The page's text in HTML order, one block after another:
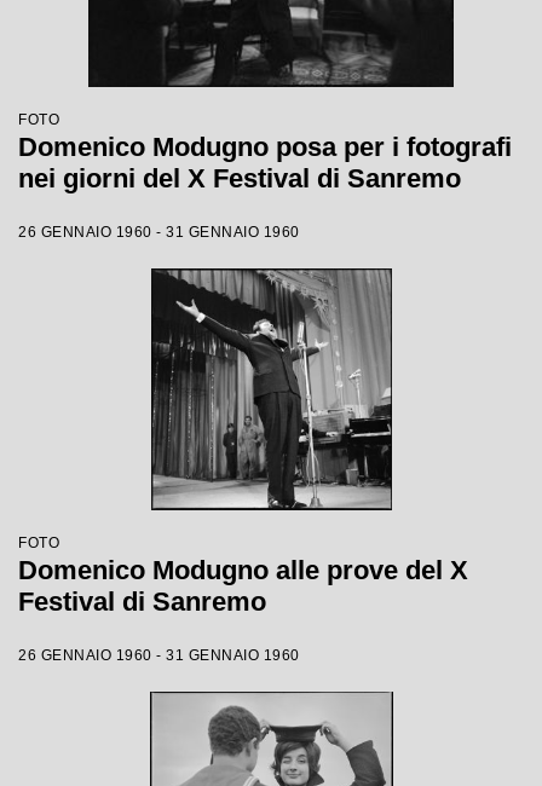
FOTO
Domenico Modugno posa per i fotografi
nei giorni del X Festival di Sanremo
26 GENNAIO 1960 - 31 GENNAIO 1960
FOTO
Domenico Modugno alle prove del X
Festival di Sanremo
26 GENNAIO 1960 - 31 GENNAIO 1960